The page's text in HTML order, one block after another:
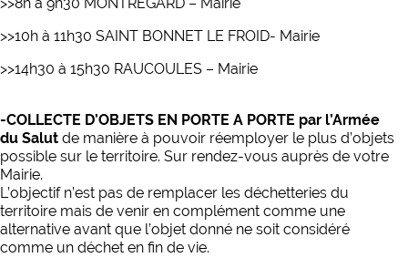
>>10h à 11h30 SAINT BONNET LE FROID- Mairie
>>14h30 à 15h30 RAUCOULES – Mairie
-COLLECTE D’OBJETS EN PORTE A PORTE par l’Armée
du Salut de manière à pouvoir réemployer le plus d’objets
possible sur le territoire. Sur rendez-vous auprès de votre
Mairie.
L’objectif n’est pas de remplacer les déchetteries du
territoire mais de venir en complément comme une
alternative avant que l’objet donné ne soit considéré
comme un déchet en fin de vie.